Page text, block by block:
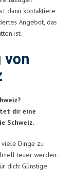
dann kontaktiere
Angebot, das
ist.
dir eine
Schweiz.
Dinge zu
teuer werden.
dich: Günstige